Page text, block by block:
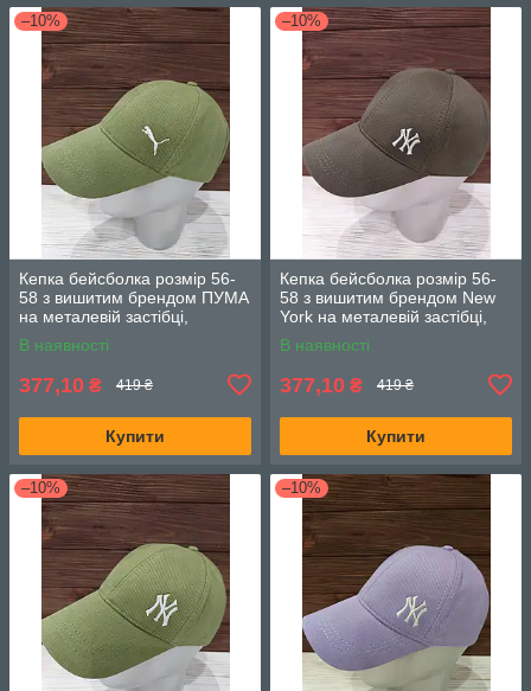
–10%
Кепка бейсболка розмір 56-
58 з вишитим брендом ПУМА
на металевій застібці,
Оливкова
В наявності
377,10 ₴ 419 ₴
Купити
–10%
Кепка бейсболка розмір 56-
58 з вишитим брендом New
York на металевій застібці,
Хакі
В наявності
377,10 ₴ 419 ₴
Купити
–10% –10%